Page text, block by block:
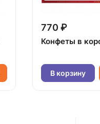
770 ₽
Конфеты в
В корзину